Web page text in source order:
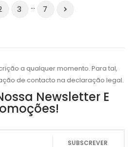
3 … 7 
a qualquer momento. Para tal,
de contacto na declaração legal.
Newsletter E